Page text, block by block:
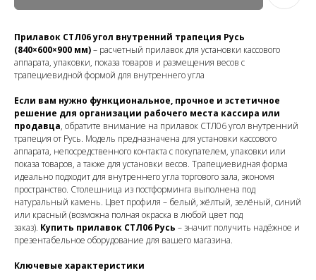
Прилавок СТЛ06 угол внутренний трапеция Русь
(840×600×900 мм)– расчетный прилавок для установки кассового
аппарата, упаковки, показа товаров и размещения весов с
трапециевидной формой для внутреннего угла
Если вам нужно функциональное, прочное и эстетичное
решение для организации рабочего места кассира или
продавца, обратите внимание на прилавок СТЛ06 угол внутренний
трапеция от Русь. Модель предназначена для установки кассового
аппарата, непосредственного контакта с покупателем, упаковки или
показа товаров, а также для установки весов. Трапециевидная форма
идеально подходит для внутреннего угла торгового зала, экономя
пространство. Столешница из постформинга выполнена под
натуральный камень. Цвет профиля – белый, жёлтый, зелёный, синий
или красный (возможна полная окраска в любой цвет под
заказ). Купить прилавок СТЛ06 Русь – значит получить надёжное и
презентабельное оборудование для вашего магазина.
Ключевые характеристики